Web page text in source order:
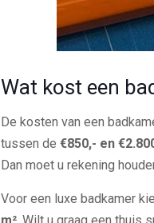
Wat kost een
De kosten van een
tussen de €850,- en
Dan moet u rekening
Voor een luxe badkamer